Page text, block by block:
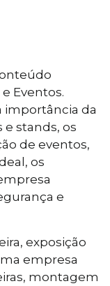
Eventos.
importância da
stands, os
de eventos,
os
e
exposição
empresa
montagem